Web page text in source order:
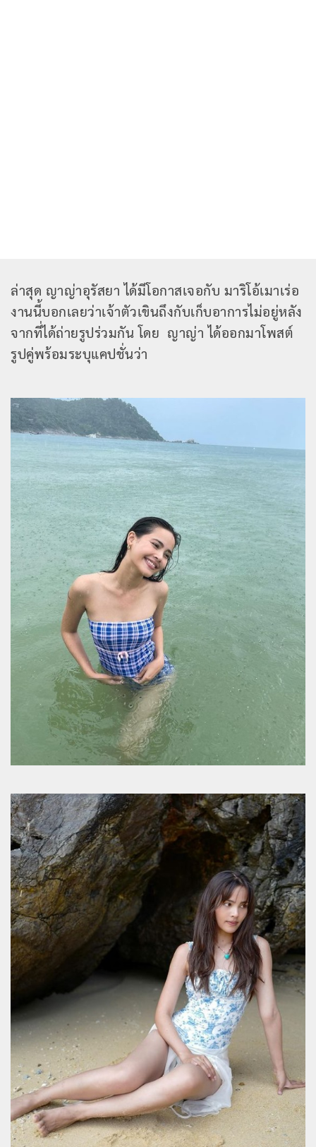
ล่าสุด ญาญ่าอุรัสยา ได้มีโอกาสเจอกับ มาริโอ้เมาเร่อ
งานนี้บอกเลยว่าเจ้าตัวเขินถึงกับเก็บอาการไม่อยู่หลัง
จากที่ได้ถ่ายรูปร่วมกัน โดย ญาญ่า ได้ออกมาโพสต์
รูปคู่พร้อมระบุแคปชั่นว่า